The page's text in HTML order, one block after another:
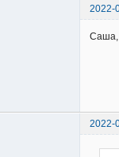
2022-
Саша,
2022-